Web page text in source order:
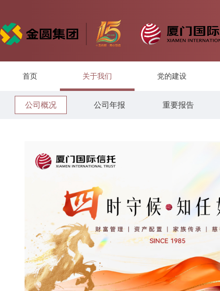
首页 关于我们 党的建设
公司概况 公司年报 重要报告